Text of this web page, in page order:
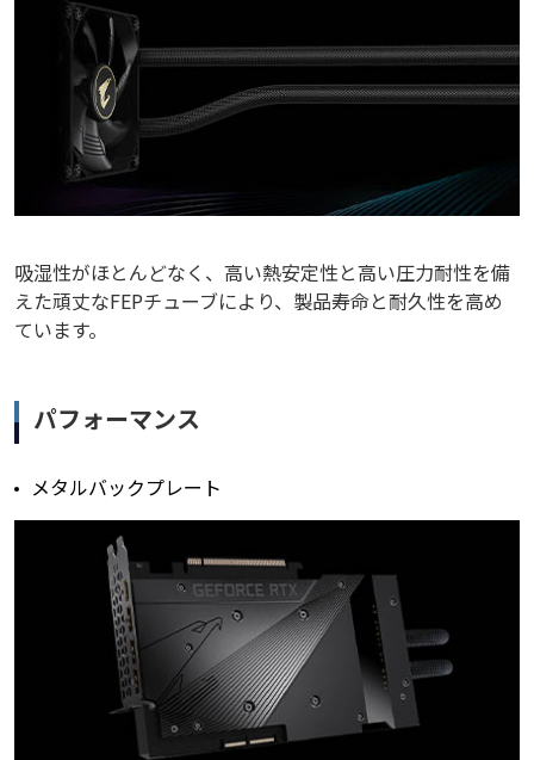
吸湿性がほとんどなく、高い熱安定性と高い圧力耐性を備
えた頑丈なFEPチューブにより、製品寿命と耐久性を高め
ています。
パフォーマンス
メタルバックプレート